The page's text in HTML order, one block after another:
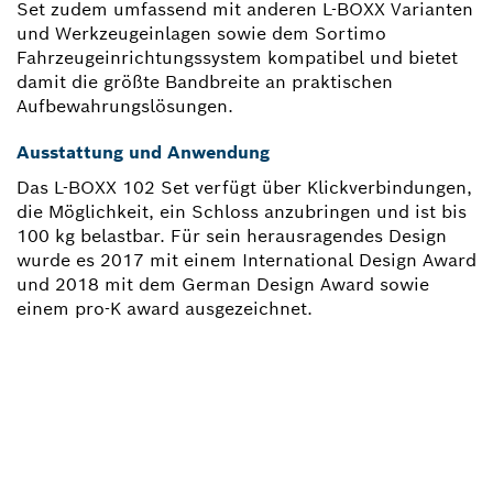
Set zudem umfassend mit anderen L-BOXX Varianten
und Werkzeugeinlagen sowie dem Sortimo
Fahrzeugeinrichtungssystem kompatibel und bietet
damit die größte Bandbreite an praktischen
Aufbewahrungslösungen.
Ausstattung und Anwendung
Das L-BOXX 102 Set verfügt über Klickverbindungen,
die Möglichkeit, ein Schloss anzubringen und ist bis
100 kg belastbar. Für sein herausragendes Design
wurde es 2017 mit einem International Design Award
und 2018 mit dem German Design Award sowie
einem pro-K award ausgezeichnet.